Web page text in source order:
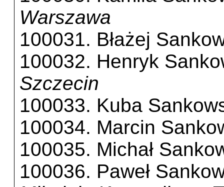
Warszawa
100031. Błażej
100032. Henryk
Szczecin
100033. Kuba
100034. Marcin
100035. Michał
100036. Paweł